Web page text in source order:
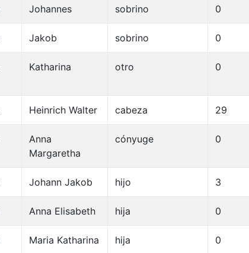
Johannes sobrino 0
Jakob sobrino 0
Katharina otro 0
Heinrich Walter cabeza 29
Anna
Margaretha
cónyuge 0
Johann Jakob hijo 3
Anna Elisabeth hija 0
Maria Katharina hija 0